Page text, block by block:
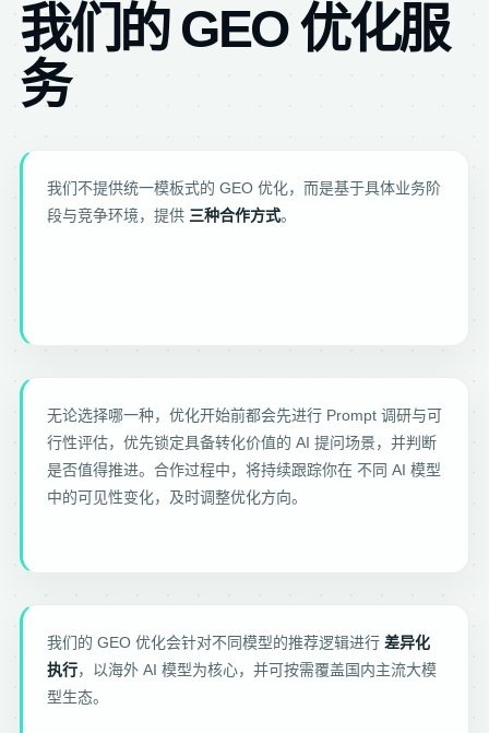
我们的 GEO 优化服
务
我们不提供统一模板式的 GEO 优化，而是基于具体业务阶
段与竞争环境，提供 三种合作方式。
无论选择哪一种，优化开始前都会先进行 Prompt 调研与可
行性评估，优先锁定具备转化价值的 AI 提问场景，并判断
是否值得推进。合作过程中，将持续跟踪你在 不同 AI 模型
中的可见性变化，及时调整优化方向。
我们的 GEO 优化会针对不同模型的推荐逻辑进行 差异化
执行，以海外 AI 模型为核心，并可按需覆盖国内主流大模
型生态。